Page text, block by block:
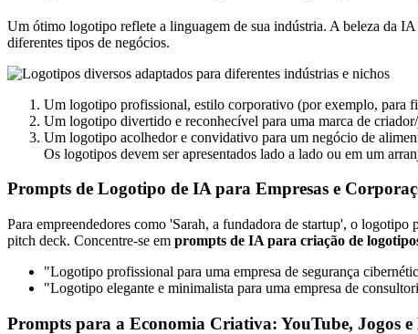
Um ótimo logotipo reflete a linguagem de sua indústria. A beleza da
diferentes tipos de negócios.
Um logotipo profissional, estilo corporativo (por exemplo, para
Um logotipo divertido e reconhecível para uma marca de
Um logotipo acolhedor e convidativo para um negócio de
Os logotipos devem ser apresentados lado a lado ou em um
Prompts de Logotipo de IA para Empresas e
Para empreendedores como 'Sarah, a fundadora de startup', o
pitch deck. Concentre-se em prompts de IA para criação de
"Logotipo profissional para uma empresa de segurança
"Logotipo elegante e minimalista para uma empresa de
Prompts para a Economia Criativa: YouTube, Jogos e